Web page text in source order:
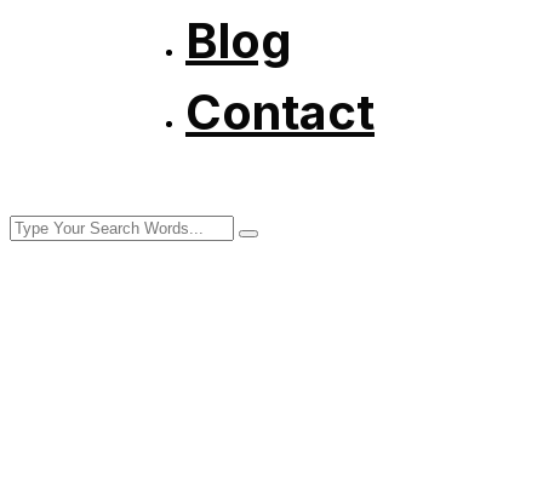
Blog
Contact